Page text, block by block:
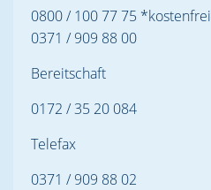
0800 / 100 77 75 *kostenfrei
0371 / 909 88 00
Bereitschaft
0172 / 35 20 084
Telefax
0371 / 909 88 02